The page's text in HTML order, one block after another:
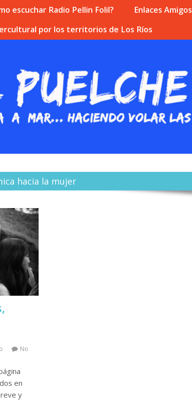
escuchar Radio Pellin Folil? Enlaces Amigos
por los territorios de Los Ríos
hacia la mujer
No
en
y